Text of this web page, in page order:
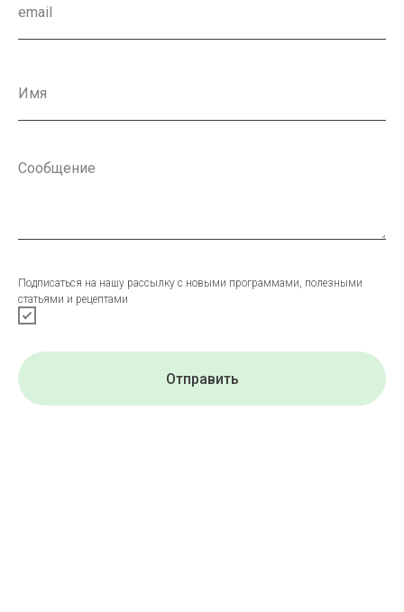
Подписаться на нашу рассылку с новыми программами, полезными
статьями и рецептами
Отправить